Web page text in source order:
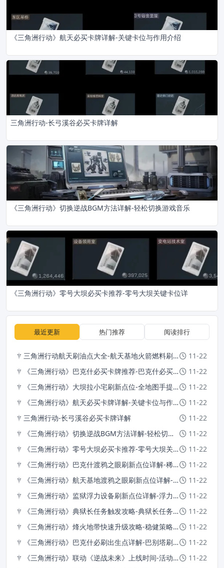
《三角洲行动》航天必买卡牌详解-关键卡位与作用介绍
三角洲行动-长弓溪谷必买卡牌详解
《三角洲行动》切换逆战BGM方法详解-轻松切换游戏音乐
《三角洲行动》零号大坝必买卡推荐-零号大坝关键卡位详
最近更新 热门推荐 阅读排行
三角洲行动航天刷油点大全-航天基地火箭燃料刷新位置详解
11-22
《三角洲行动》巴克什必买卡牌推荐-巴克什必买卡详细介绍
11-22
《三角洲行动》大坝拉小宅刷新点位-全地图手提箱位置详解
11-22
《三角洲行动》航天必买卡牌详解-关键卡位与作用介绍
11-22
三角洲行动-长弓溪谷必买卡牌详解
11-22
《三角洲行动》切换逆战BGM方法详解-轻松切换游戏音乐
11-22
《三角洲行动》零号大坝必买卡推荐-零号大坝关键卡位详解
11-22
《三角洲行动》巴克什渡鸦之眼刷新点位详解-稀有掉落位置全攻略
11-22
《三角洲行动》航天基地渡鸦之眼刷新点位详解-航天基地渡鸦之眼位置全解析
11-22
《三角洲行动》监狱浮力设备刷新点位详解-浮力补偿设备位置全攻略
11-22
《三角洲行动》典狱长任务触发攻略-典狱长任务触发方式详解
11-22
《三角洲行动》烽火地带快速升级攻略-稳健策略助力高效升级
11-22
《三角洲行动》巴克什必刷出生点详解-巴别塔刷新机制解析
11-22
《三角洲行动》联动《逆战未来》上线时间-活动详情介绍
11-22